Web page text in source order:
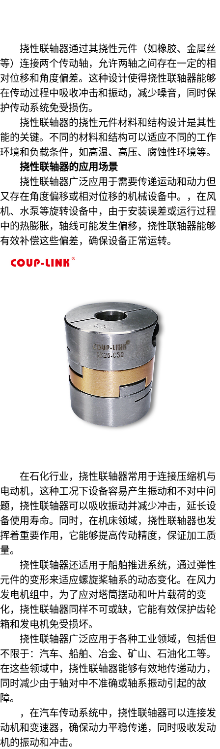
挠性联轴器通过其挠性元件（如橡胶、金属丝
等）连接两个传动轴，允许两轴之间存在一定的相
对位移和角度偏差。这种设计使得挠性联轴器能够
在传动过程中吸收冲击和振动，减少噪音，同时保
护传动系统免受损伤。
挠性联轴器的挠性元件材料和结构设计是其性
能的关键。不同的材料和结构可以适应不同的工作
环境和负载条件，如高温、高压、腐蚀性环境等。
挠性联轴器的应用场景
挠性联轴器广泛应用于需要传递运动和动力但
又存在角度偏移或相对位移的机械设备中。，在风
机、水泵等旋转设备中，由于安装误差或运行过程
中的热膨胀，轴线可能发生偏移，挠性联轴器能够
有效补偿这些偏差，确保设备正常运转。
在石化行业，挠性联轴器常用于连接压缩机与
电动机，这种工况下设备容易产生振动和不对中问
题，挠性联轴器可以吸收振动并减少冲击，延长设
备使用寿命。同时，在机床领域，挠性联轴器也发
挥着重要作用，它能够提高传动精度，保证加工质
量。
挠性联轴器还适用于船舶推进系统，通过弹性
元件的变形来适应螺旋桨轴系的动态变化。在风力
发电机组中，为了应对塔筒摆动和叶片载荷的变
化，挠性联轴器同样不可或缺，它能有效保护齿轮
箱和发电机免受损坏。
挠性联轴器广泛应用于各种工业领域，包括但
不限于：汽车、船舶、冶金、矿山、石油化工等。
在这些领域中，挠性联轴器能够有效地传递动力，
同时减少由于轴对中不准确或轴系振动引起的故
障。
，在汽车传动系统中，挠性联轴器可以连接发
动机和变速器，确保动力平稳传递，同时吸收发动
机的振动和冲击。